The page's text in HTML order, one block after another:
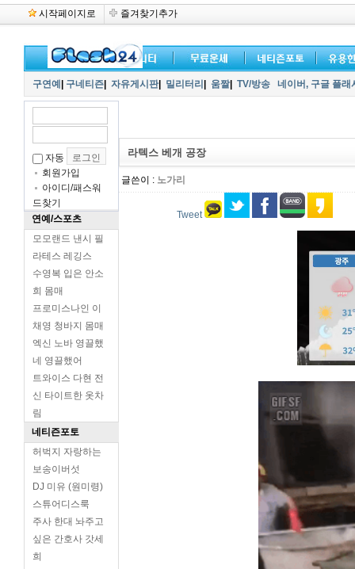
시작페이지로 즐겨찾기추가
구연예 구네티즌 자유게시판| 밀리터리 움짤| TV/방송 네이버, 구글 플
자동
회원가입
아이디/패스워
드찾기
연예/스포츠
모모랜드 낸시 필
라테스 레깅스
수영복 입은 안소
희 몸매
프로미스나인 이
채영 청바지 몸매
엑신 노바 영끌했
네 영끌했어
트와이스 다현 전
신 타이트한 옷차
림
네티즌포토
허벅지 자랑하는
보송이버섯
DJ 미유 (원미령)
스튜어디스룩
주사 한대 놔주고
싶은 간호사 갓세
희
라텍스 베개 공장
글쓴이 : 노가리
Tweet